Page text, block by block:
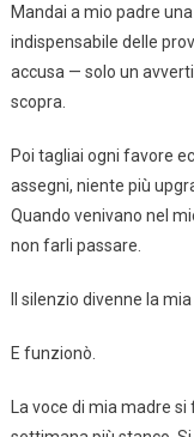
Mandai a mio padre
indispensabile delle
accusa — solo un
scopra.
Poi tagliai ogni favore
assegni, niente più
Quando venivano nel
non farli passare.
Il silenzio divenne la
E funzionò.
La voce di mia madre